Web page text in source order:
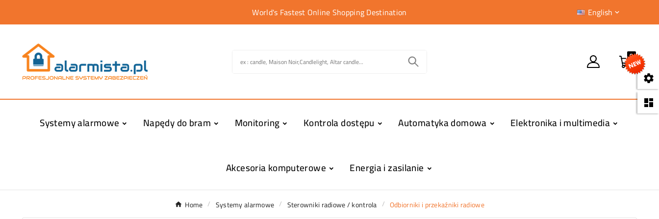


World's Fastest Online Shopping Destination English 
0
Systemy alarmowe Napędy do bram Monitoring Kontrola dostępu Automatyka domowa Elektronika i multimedia
Akcesoria komputerowe Energia i zasilanie
Home Systemy alarmowe Sterowniki radiowe / kontrola Odbiorniki i przekaźniki radiowe